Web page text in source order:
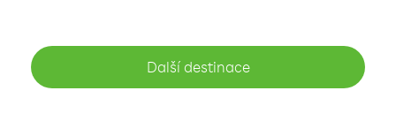
Další destinace